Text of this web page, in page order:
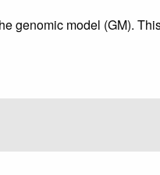
genomic model (GM).